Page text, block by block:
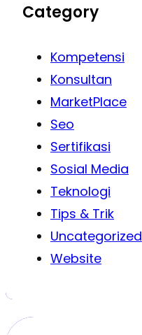
Category
Kompetensi
Konsultan
MarketPlace
Seo
Sertifikasi
Sosial Media
Teknologi
Tips & Trik
Uncategorized
Website